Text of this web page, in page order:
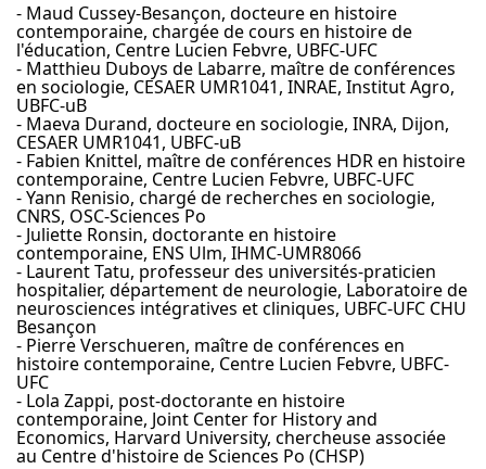
- Maud Cussey-Besançon, docteure en histoire
contemporaine, chargée de cours en histoire de
l'éducation, Centre Lucien Febvre, UBFC-UFC
- Matthieu Duboys de Labarre, maître de conférences
en sociologie, CESAER UMR1041, INRAE, Institut Agro,
UBFC-uB
- Maeva Durand, docteure en sociologie, INRA, Dijon,
CESAER UMR1041, UBFC-uB
- Fabien Knittel, maître de conférences HDR en histoire
contemporaine, Centre Lucien Febvre, UBFC-UFC
- Yann Renisio, chargé de recherches en sociologie,
CNRS, OSC-Sciences Po
- Juliette Ronsin, doctorante en histoire
contemporaine, ENS Ulm, IHMC-UMR8066
- Laurent Tatu, professeur des universités-praticien
hospitalier, département de neurologie, Laboratoire de
neurosciences intégratives et cliniques, UBFC-UFC CHU
Besançon
- Pierre Verschueren, maître de conférences en
histoire contemporaine, Centre Lucien Febvre, UBFC-
UFC
- Lola Zappi, post-doctorante en histoire
contemporaine, Joint Center for History and
Economics, Harvard University, chercheuse associée
au Centre d'histoire de Sciences Po (CHSP)